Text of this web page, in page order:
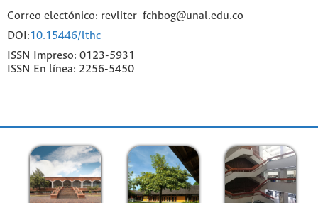
Correo electónico: revliter_fchbog@unal.edu.co
DOI:10.15446/lthc
ISSN Impreso: 0123-5931
ISSN En línea: 2256-5450